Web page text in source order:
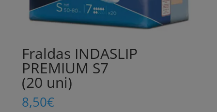
Fraldas INDASLIP
PREMIUM S7
(20 uni)
8,50€